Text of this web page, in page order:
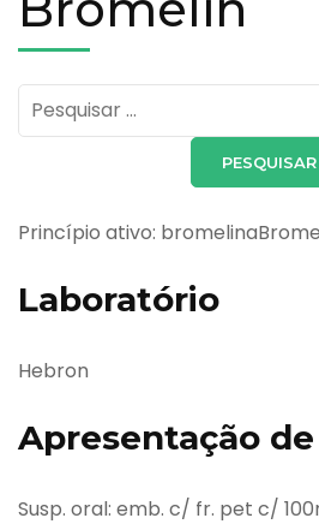
Pesquisar
por:
Princípio ativo:
Laboratório
Hebron
Apresentação
Susp. oral: emb. c/ fr. pet c/